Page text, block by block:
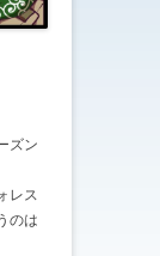
ズン
レス
のは